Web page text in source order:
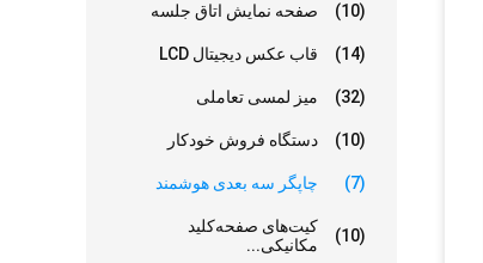
صفحه نمایش اتاق جلسه (10)
قاب عکس دیجیتال LCD (14)
میز لمسی تعاملی (32)
دستگاه فروش خودکار (10)
چاپگر سه بعدی هوشمند (7)
کیت‌های صفحه‌کلید
مکانیکی...
(10)